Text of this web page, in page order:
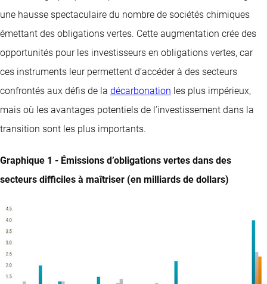
une hausse spectaculaire du nombre de sociétés chimiques
émettant des obligations vertes. Cette augmentation crée des
opportunités pour les investisseurs en obligations vertes, car
ces instruments leur permettent d’accéder à des secteurs
confrontés aux défis de la décarbonation les plus impérieux,
mais où les avantages potentiels de l’investissement dans la
transition sont les plus importants.
Graphique 1 - Émissions d’obligations vertes dans des
secteurs difficiles à maîtriser (en milliards de dollars)